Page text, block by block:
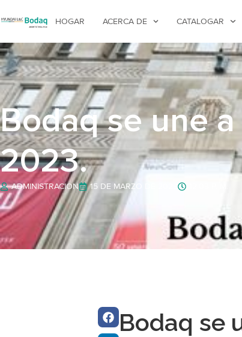
HOGAR ACERCA DE CATALOGAR
Bodaq se une
2023.
ADMINISTRACIÓN 15 DE MARZO DE 2023
Bodaq se